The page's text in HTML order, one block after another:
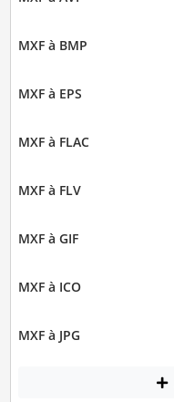
MXF à BMP
MXF à EPS
MXF à FLAC
MXF à FLV
MXF à GIF
MXF à ICO
MXF à JPG